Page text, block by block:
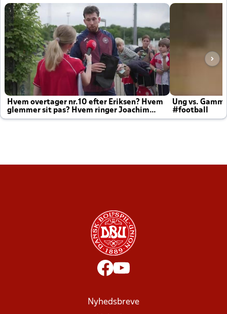
Hvem overtager nr.10 efter Eriksen? Hvem
glemmer sit pas? Hvem ringer Joachim
altid til efter kampe?
Ung vs.
#football
Nyhedsbreve